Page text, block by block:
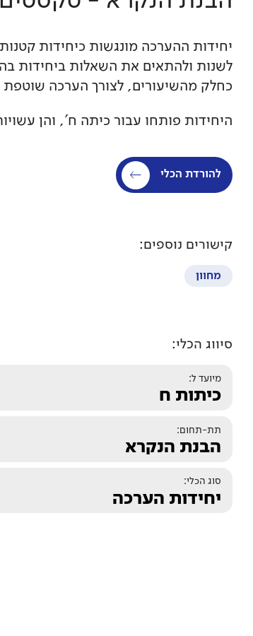
יחידות ההערכה מונגשות כיחידות
לשנות ולהתאים את השאלות ביחידות
כחלק מהשיעורים, לצורך הערכה
היחידות פותחו עבור כיתה ח', והן
להורדת הכלי
קישורים נוספים:
מחוון
סיווג הכלי:
מיועד ל:
כיתות ח
תת-תחום:
הבנת הנקרא
סוג הכלי:
יחידות הערכה